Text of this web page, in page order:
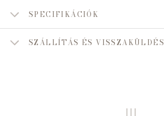
SPECIFIKÁCIÓK
SZÁLLÍTÁS ÉS VISSZAKÜLDÉS